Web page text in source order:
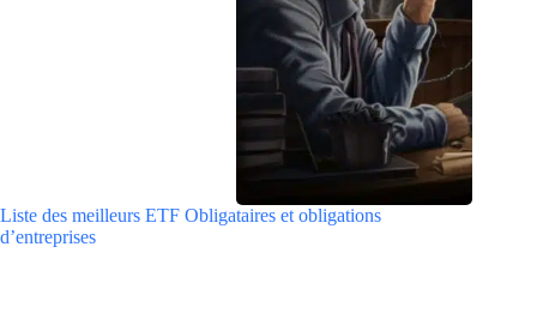
Liste des meilleurs ETF Obligataires et obligations
d’entreprises